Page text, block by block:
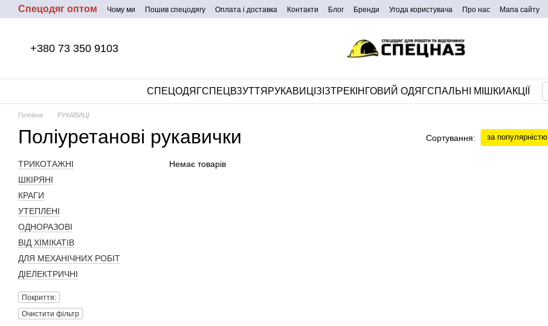
Перейти до основного контенту
Спецодяг оптом Чому ми Пошив спецодягу Оплата і доставка Контакти Блог Бренди Угода користувача Про нас Мапа сайту
+380 73 350 9103
СПЕЦОДЯГСПЕЦВЗУТТЯ РУКАВИЦІ ЗІЗТРЕКІНГОВИЙ ОДЯГСПАЛЬНІ МІШКИАКЦІЇ
Головна РУКАВИЦІ
Поліуретанові рукавички Сортування: за популярністю
Немає товарів
ТРИКОТАЖНІ
ШКІРЯНІ
КРАГИ
УТЕПЛЕНІ
ОДНОРАЗОВІ
ВІД ХІМІКАТІВ
ДЛЯ МЕХАНІЧНИХ РОБІТ
ДІЕЛЕКТРИЧНІ
Покриття:
Очистити фільтр